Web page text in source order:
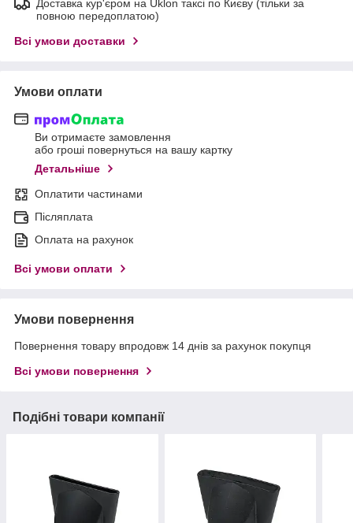
Доставка кур'єром на Uklon таксі по Києву (тільки за
повною передоплатою)
Всі умови доставки
Умови оплати
Ви отримаєте замовлення
або гроші повернуться на вашу картку
Детальніше
Оплатити частинами
Післяплата
Оплата на рахунок
Всі умови оплати
Умови повернення
Повернення товару впродовж 14 днів за рахунок покупця
Всі умови повернення
Подібні товари компанії